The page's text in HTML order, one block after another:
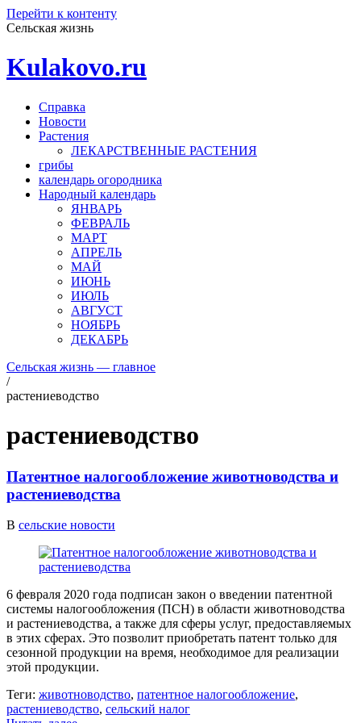
Перейти к контенту
Сельская жизнь
Kulakovo.ru
Справка
Новости
Растения
ЛЕКАРСТВЕННЫЕ РАСТЕНИЯ
грибы
календарь огородника
Народный календарь
ЯНВАРЬ
ФЕВРАЛЬ
МАРТ
АПРЕЛЬ
МАЙ
ИЮНЬ
ИЮЛЬ
АВГУСТ
НОЯБРЬ
ДЕКАБРЬ
Сельская жизнь — главное
/
растениеводство
растениеводство
Патентное налогообложение животноводства и
растениеводства
В сельские новости
6 февраля 2020 года подписан закон о введении патентной
системы налогообложения (ПСН) в области животноводства
и растениеводства, а также для сферы услуг, предоставляемых
в этих сферах. Это позволит приобретать патент только для
сезонной продукции на время, необходимое для реализации
этой продукции.
Теги: животноводство, патентное налогообложение,
растениеводство, сельский налог